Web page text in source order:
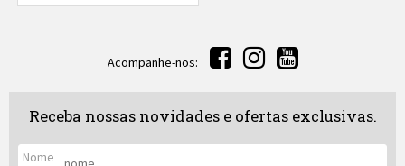
Acompanhe-nos:
Receba nossas novidades e ofertas exclusivas.
Nome